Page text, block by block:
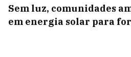
Sem luz, comunidades
em energia solar para